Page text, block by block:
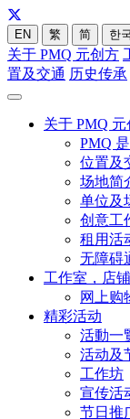
EN 繁 简 한
关于 PMQ 元创方
置及交通 历史传承
关于 PMQ
PMQ 是
位置及
场地简
单位及
创意工
租用活
无障碍
工作室，店
网上购
精彩活动
活動一
活动及
工作坊
宣传活
节日推